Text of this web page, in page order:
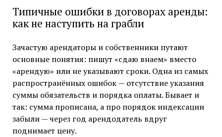
Типичные ошибки в договорах аренды:
как не наступить на грабли
Зачастую арендаторы и собственники путают
основные понятия: пишут «сдаю внаем» вместо
«арендую» или не указывают сроки. Одна из самых
распространённых ошибок — отсутствие указания
суммы обязательств и порядка оплаты. Бывает и
так: сумма прописана, а про порядок индексации
забыли — через год арендодатель вдруг
поднимает цену.